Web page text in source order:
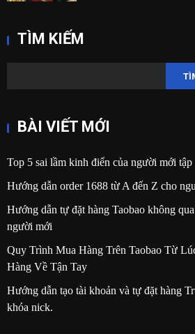
TÌM KIẾM
BÀI VIẾT MỚI
Top 5 sai lầm kinh điển của người mới tập
Hướng dẫn order 1688 từ A đến Z cho
Hướng dẫn tự đặt hàng Taobao không
người mới
Quy Trình Mua Hàng Trên Taobao Từ
Hàng Về Tận Tay
Hướng dẫn tạo tài khoản và tự đặt hàng
khóa nick.